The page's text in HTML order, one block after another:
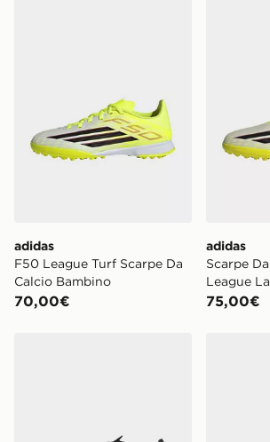
adidas
F50 League Turf Scarpe Da
Calcio Bambino
70,00€
adidas
Scarpe
League
75,00€